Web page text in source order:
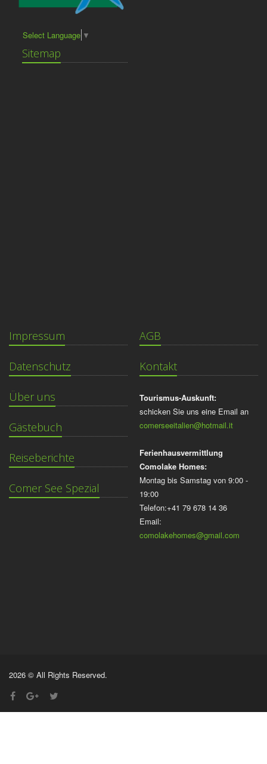
Select Language ▼
Sitemap
Impressum
Datenschutz
Über uns
Gästebuch
Reiseberichte
Comer See Spezial
AGB
Kontakt
Tourismus-Auskunft:
schicken Sie uns eine Email an
comerseeitalien@hotmail.it
Ferienhausvermittlung
Comolake Homes:
Montag bis Samstag von 9:00 -
19:00
Telefon:+41 79 678 14 36
Email:
comolakehomes@gmail.com
2026 © All Rights Reserved.